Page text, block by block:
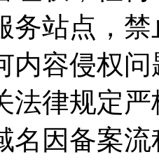
务站点，
内容侵权
法律规定
名因备案